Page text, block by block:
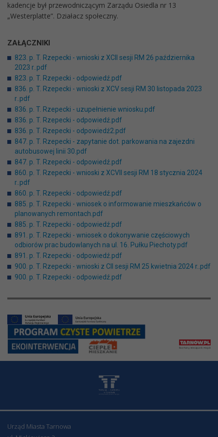
kadencje był przewodniczącym Zarządu Osiedla nr 13
„Westerplatte”. Działacz społeczny.
ZAŁĄCZNIKI
823. p. T. Rzepecki - wnioski z XCII sesji RM 26 października
2023 r..pdf
823. p. T. Rzepecki - odpowiedź.pdf
836. p. T. Rzepecki - wnioski z XCV sesji RM 30 listopada 2023
r..pdf
836. p. T. Rzepecki - uzupełnienie wniosku.pdf
836. p. T. Rzepecki - odpowiedź.pdf
836. p. T. Rzepecki - odpowiedź2.pdf
847. p. T. Rzepecki - zapytanie dot. parkowania na zajezdni
autobusowej linii 30.pdf
847. p. T. Rzepecki - odpowiedź.pdf
860. p. T. Rzepecki - wnioski z XCVII sesji RM 18 stycznia 2024
r..pdf
860. p. T. Rzepecki - odpowiedź.pdf
885. p. T. Rzepecki - wniosek o informowanie mieszkańców o
planowanych remontach.pdf
885. p. T. Rzepecki - odpowiedź.pdf
891. p. T. Rzepecki - wniosek o dokonywanie częściowych
odbiorów prac budowlanych na ul. 16. Pułku Piechoty.pdf
891. p. T. Rzepecki - odpowiedź.pdf
900. p. T. Rzepecki - wnioski z CII sesji RM 25 kwietnia 2024 r..pdf
900. p. T. Rzepecki - odpowiedź.pdf
Urząd Miasta Tarnowa